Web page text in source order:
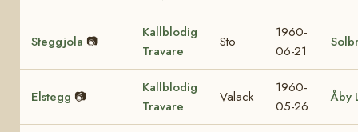
Steggjola 📷
Kallblodig
Travare
Sto
1960-
06-21
Elstegg 📷
Kallblodig
Travare
Valack
1960-
05-26
Åby